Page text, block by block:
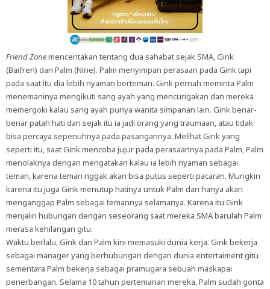
Friend Zonemenceritakan tentang dua sahabat sejak SMA, Gink
(Baifren) dan Palm (Nine). Palm menyimpan perasaan pada Gink tapi
pada saat itu dia lebih nyaman berteman. Gink pernah meminta Palm
menemaninya mengikuti sang ayah yang mencurigakan dan mereka
memergoki kalau sang ayah punya wanita simpanan lain. Gink benar-
benar patah hati dan sejak itu ia jadi orang yang traumaan, atau tidak
bisa percaya sepenuhnya pada pasangannya. Melihat Gink yang
seperti itu, saat Gink mencoba jujur pada perasaannya pada Palm, Palm
menolaknya dengan mengatakan kalau ia lebih nyaman sebagai
teman, karena teman nggak akan bisa putus seperti pacaran. Mungkin
karena itu juga Gink menutup hatinya untuk Palm dan hanya akan
menganggap Palm sebagai temannya selamanya. Karena itu Gink
menjalin hubungan dengan seseorang saat mereka SMA barulah Palm
merasa kehilangan gitu.
Waktu berlalu, Gink dan Palm kini memasuki dunia kerja. Gink bekerja
sebagai manager yang berhubungan dengan dunia entertaiment gitu
sementara Palm bekerja sebagai pramugara sebuah maskapai
penerbangan. Selama 10 tahun pertemanan mereka, Palm sudah gonta